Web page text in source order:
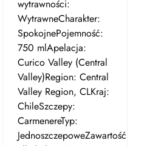
wytrawności:
WytrawneCharakter:
SpokojnePojemność:
750 mlApelacja:
Curico Valley (Central
Valley)Region: Central
Valley Region, CLKraj:
ChileSzczepy:
CarmenereTyp:
JednoszczepoweZawartość